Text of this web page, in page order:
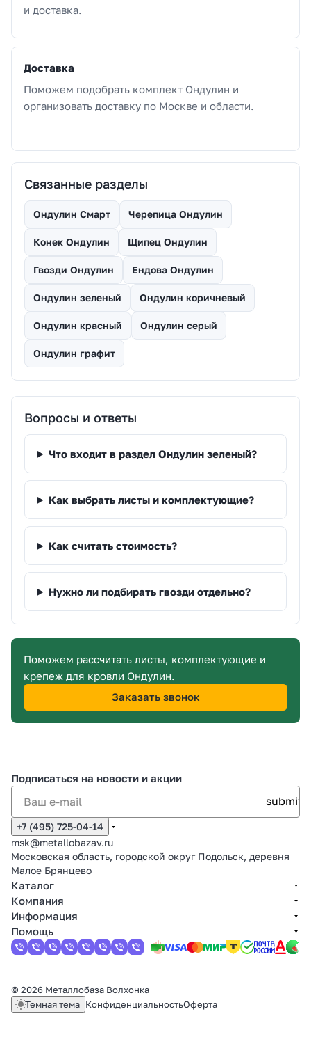
и доставка.
Доставка
Поможем подобрать комплект Ондулин и
организовать доставку по Москве и области.
Связанные разделы
Ондулин Смарт Черепица Ондулин
Конек Ондулин Щипец Ондулин
Гвозди Ондулин Ендова Ондулин
Ондулин зеленый Ондулин коричневый
Ондулин красный Ондулин серый
Ондулин графит
Вопросы и ответы
Что входит в раздел Ондулин зеленый?
Как выбрать листы и комплектующие?
Как считать стоимость?
Нужно ли подбирать гвозди отдельно?
Поможем рассчитать листы, комплектующие и
крепеж для кровли Ондулин.
Заказать звонок
Подписаться на новости и акции
+7 (495) 725-04-14
msk@metallobazav.ru
Московская область, городской округ Подольск, деревня
Малое Брянцево
Каталог
Компания
Информация
Помощь
© 2026 Металлобаза Волхонка
Темная тема КонфиденциальностьОферта